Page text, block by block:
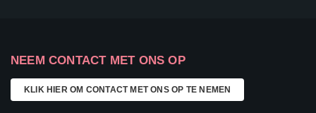
NEEM CONTACT MET ONS OP
KLIK HIER OM CONTACT MET ONS OP TE NEMEN